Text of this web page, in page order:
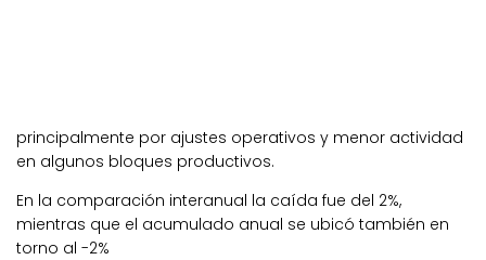
principalmente por ajustes operativos y menor actividad
en algunos bloques productivos.
En la comparación interanual la caída fue del 2%,
mientras que el acumulado anual se ubicó también en
torno al -2%